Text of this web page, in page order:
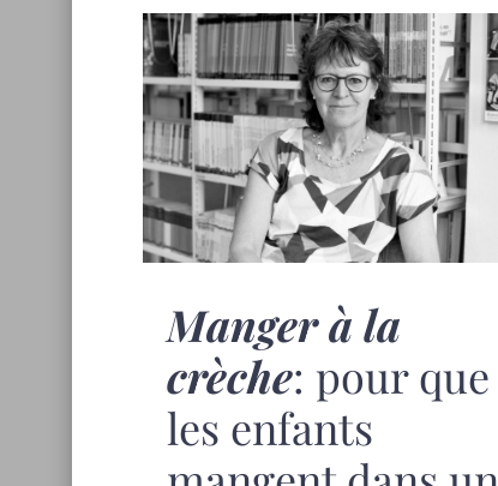
Manger à la
crèche: pour que
les enfants